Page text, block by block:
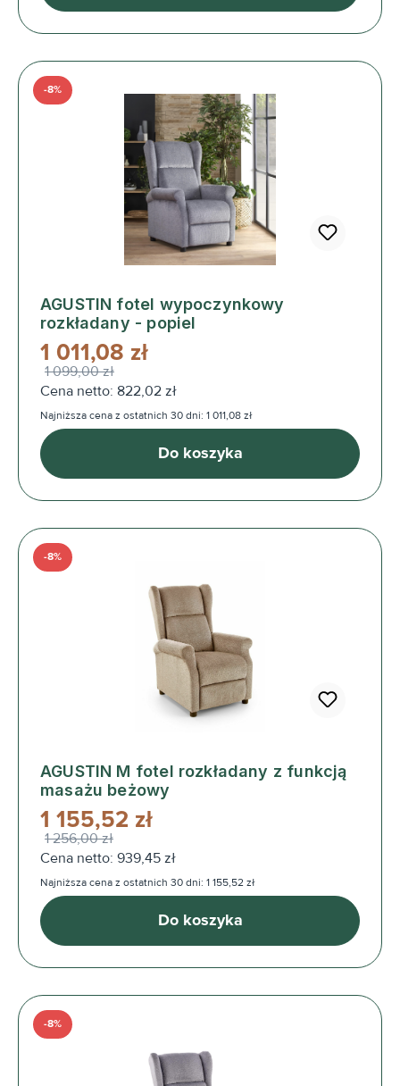
AGUSTIN fotel wypoczynkowy
rozkładany - popiel
-8%
1 011,08 zł
1 099,00 zł
Cena netto: 822,02 zł
Najniższa cena z ostatnich 30 dni: 1 011,08 zł
Do koszyka
AGUSTIN M fotel rozkładany z funkcją
masażu beżowy
-8%
1 155,52 zł
1 256,00 zł
Cena netto: 939,45 zł
Najniższa cena z ostatnich 30 dni: 1 155,52 zł
Do koszyka
-8%